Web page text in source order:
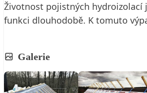
Životnost pojistných hydroizolací
funkci dlouhodobě. K tomuto
Galerie